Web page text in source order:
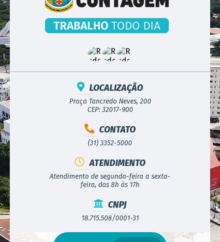
LOCALIZAÇÃO
Praça Tancredo Neves, 200
CEP: 32017-900
CONTATO
(31) 3352-5000
ATENDIMENTO
Atendimento de segunda-feira a sexta-
feira, das 8h às 17h
CNPJ
18.715.508/0001-31